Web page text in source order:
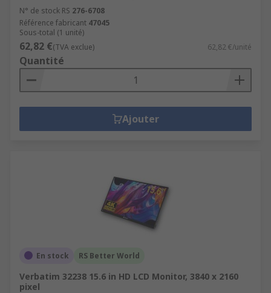
N° de stock RS 276-6708
Référence fabricant 47045
Sous-total (1 unité)
62,82 €(TVA exclue) 62,82 €/unité
Quantité
Ajouter
En stock RS Better World
Verbatim 32238 15.6 in HD LCD Monitor, 3840 x 2160
pixel